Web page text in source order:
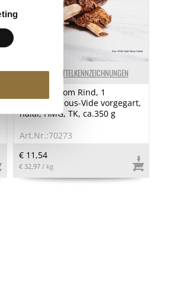
LEBENSMITTELKENNZEICHNUNGEN
Short Rib vom Rind, 1
Knochen, Sous-Vide vorgegart,
halal, HMG, TK, ca.350 g
Art.Nr.:70273
€ 11,54
€ 32,97 / kg